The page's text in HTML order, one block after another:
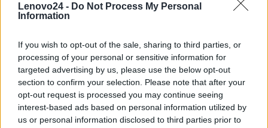
Lenovo24 - Do Not Process My Personal
Information
If you wish to opt-out of the sale, sharing to third parties, or
processing of your personal or sensitive information for
targeted advertising by us, please use the below opt-out
section to confirm your selection. Please note that after your
opt-out request is processed you may continue seeing
interest-based ads based on personal information utilized by
us or personal information disclosed to third parties prior to
wsparcie:
robocizna - 5 lat - u
INFORMACJE HANDLOWE
Kod